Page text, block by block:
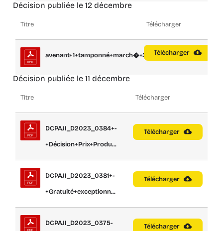
Décision publiée le 12 décembre
Titre Télécharger
avenant+1+tamponné+march�+23.087Télécharger
Décision publiée le 11 décembre
Titre Télécharger
DCPAJI_D2023_0384+-
+Décision+Prix+Produ...
Télécharger
DCPAJI_D2023_0381+-
+Gratuité+exceptionn...
Télécharger
DCPAJI_D2023_0375-
Télécharger